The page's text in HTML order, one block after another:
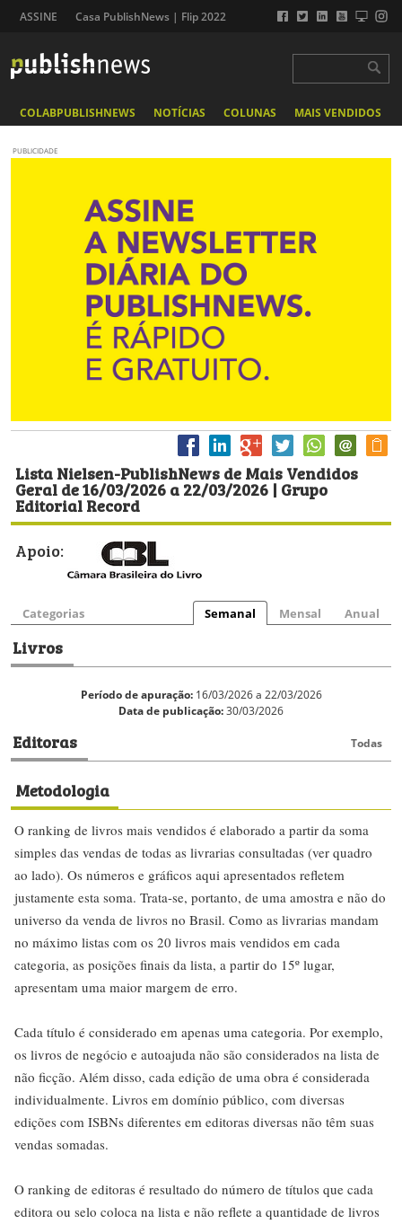
ASSINE Casa PublishNews | Flip 2022
COLABPUBLISHNEWS NOTÍCIAS COLUNAS MAIS VENDIDOS
PUBLICIDADE
Lista Nielsen-PublishNews de Mais Vendidos
Geral de 16/03/2026 a 22/03/2026 | Grupo
Editorial Record
Apoio:
Categorias Semanal Mensal Anual
Livros
Período de apuração:16/03/2026 a 22/03/2026
Data de publicação:30/03/2026
Editoras Todas
Metodologia
O ranking de livros mais vendidos é elaborado a partir da soma
simples das vendas de todas as livrarias consultadas (ver quadro
ao lado). Os números e gráficos aqui apresentados refletem
justamente esta soma. Trata-se, portanto, de uma amostra e não do
universo da venda de livros no Brasil. Como as livrarias mandam
no máximo listas com os 20 livros mais vendidos em cada
categoria, as posições finais da lista, a partir do 15º lugar,
apresentam uma maior margem de erro.
Cada título é considerado em apenas uma categoria. Por exemplo,
os livros de negócio e autoajuda não são considerados na lista de
não ficção. Além disso, cada edição de uma obra é considerada
individualmente. Livros em domínio público, com diversas
edições com ISBNs diferentes em editoras diversas não têm suas
vendas somadas.
O ranking de editoras é resultado do número de títulos que cada
editora ou selo coloca na lista e não reflete a quantidade de livros